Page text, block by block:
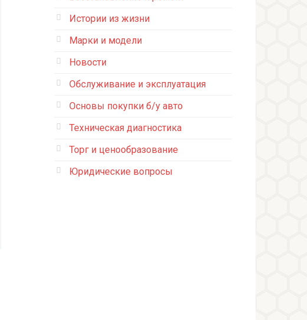
Истории из жизни
Марки и модели
Новости
Обслуживание и эксплуатация
Основы покупки б/у авто
Техническая диагностика
Торг и ценообразование
Юридические вопросы